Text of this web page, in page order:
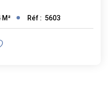
M² Réf : 5603